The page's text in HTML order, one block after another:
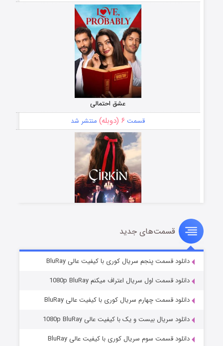
عشق احتمالی
قسمت ۶ (دوبله) منتشر شد
سریال زشت
قسمت۵ (زیرنویس) منتشر شد
قسمت‌های جدید
دانلود قسمت پنجم سریال کوری با کیفیت عالی BluRay
دانلود قسمت اول سریال اعتراف میکنم 1080p BluRay
دانلود قسمت چهارم سریال کوری با کیفیت عالی BluRay
دانلود سریال بیست و یک با کیفیت عالی 1080p BluRay
دانلود قسمت سوم سریال کوری با کیفیت عالی BluRay